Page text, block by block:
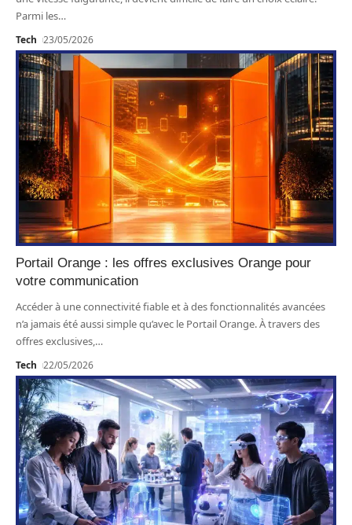
Parmi les…
Tech 23/05/2026
Portail Orange : les offres exclusives Orange pour
votre communication
Accéder à une connectivité fiable et à des fonctionnalités avancées
n’a jamais été aussi simple qu’avec le Portail Orange. À travers des
offres exclusives,…
Tech 22/05/2026